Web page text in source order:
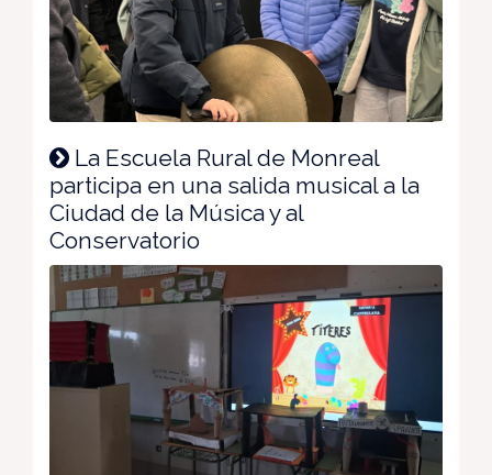
La Escuela Rural de Monreal
participa en una salida musical a la
Ciudad de la Música y al
Conservatorio